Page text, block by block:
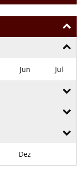
Jun Jul
Dez